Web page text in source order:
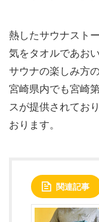
熱したサウナスト
気をタオルであお
サウナの楽しみ方
宮崎県内でも宮崎
スが提供されてお
おります。
関連記事